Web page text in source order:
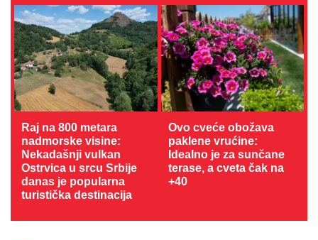
Raj na 800 metara
nadmorske visine:
Nekadašnji vulkan
Ostrvica u srcu Srbije
danas je popularna
turistička destinacija
Ovo cveće obožava
paklene vrućine:
Idealno je za sunčane
terase, a cveta čak na
+40